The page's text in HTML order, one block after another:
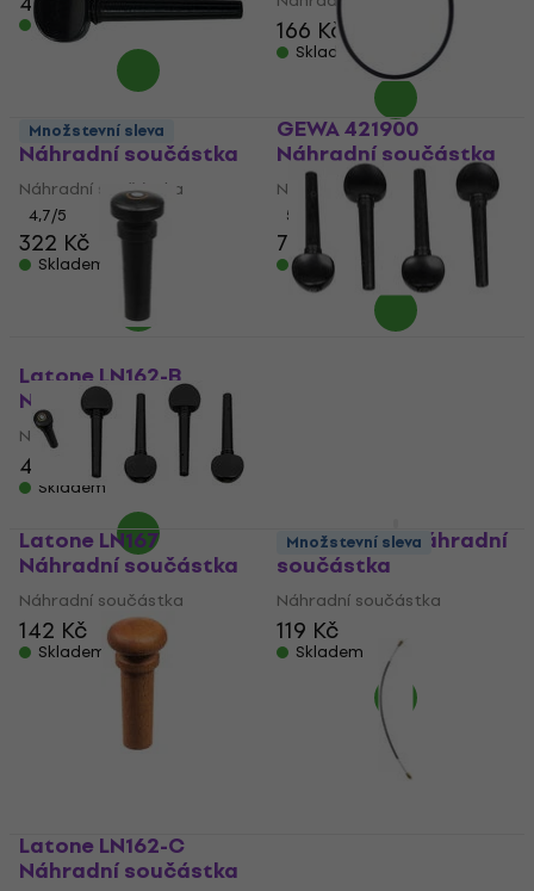
Skladem 166 Kč
Skladem
GEWA 415500
Náhradní součástka
Náhradní součástka
4,7/5
322 Kč
Skladem
GEWA 421900
Náhradní součástka
Náhradní součástka
5
71 Kč
Skladem
Množstevní sleva
Latone LN162-B
Náhradní součástka
Náhradní součástka
45 Kč
Skladem
Latone LN167
Náhradní součástka
Náhradní součástka
142 Kč
Skladem
Latone LN31 Náhradní
součástka
Náhradní součástka
119 Kč
Skladem
Latone LN162-C
Náhradní součástka
Množstevní sleva